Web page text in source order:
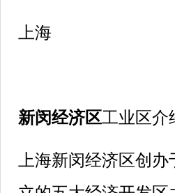
上海
新闵经济区工业区介
上海新闵经济区创